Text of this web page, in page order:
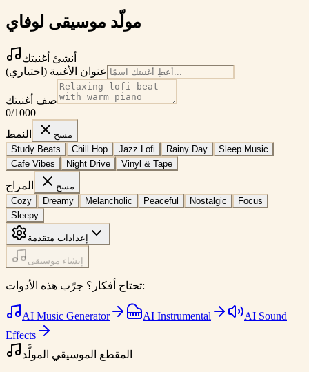
مولّد موسيقى لوفاي
أنشئ أغنيتك
عنوان الأغنية (اختياري)
صف أغنيتك
0/1000
النمط
مسح
Study Beats
Chill Hop Jazz Lofi Rainy Day
Sleep Music
Cafe Vibes
Night Drive Vinyl & Tape
المزاج
مسح
Cozy
Dreamy Melancholic Peaceful Nostalgic
Focus
Sleepy
إعدادات متقدمة
إنشاء موسيقى
تحتاج أفكار؟ جرّب هذه الأدوات:
AI Music Generator AI Instrumental
AI Sound
Effects
المقطع الموسيقي المولَّد